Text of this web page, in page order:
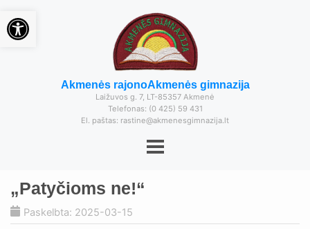
Akmenės rajonoAkmenės gimnazija
Laižuvos g. 7, LT-85357 Akmenė
Telefonas: (0 425) 59 431
El. paštas: rastine@akmenesgimnazija.lt
„Patyčioms ne!“
Paskelbta: 2025-03-15
Open toolbar